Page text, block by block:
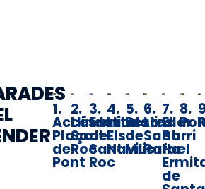
1.
Accés
Plaça
del
Pont
2.
Llindar
Sant
Roc
3.
Ermita
de
Sant
Roc
4.
Llindar
Els
Navilis
5.
Restes
de
Muralla
6.
Llindar
Sant
Rafael
7.
El
Barri
-
de
8.